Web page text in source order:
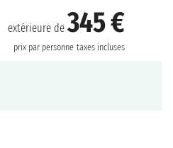
extérieure de345 €
prix par personne taxes incluses